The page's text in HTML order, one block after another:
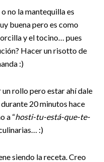
no la mantequilla es
buena pero es como
y el tocino… pues
Hacer un risotto de
:)
rollo pero estar ahí dale
20 minutos hace
a “hosti-tu-está-que-te-
:)
siendo la receta. Creo